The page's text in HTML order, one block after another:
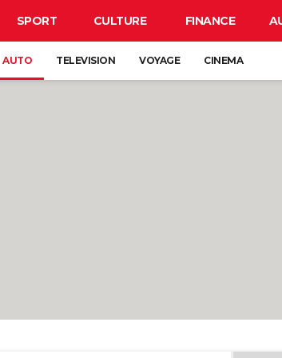
SPORT CULTURE FINANCE
AUTO TELEVISION VOYAGE CINEMA